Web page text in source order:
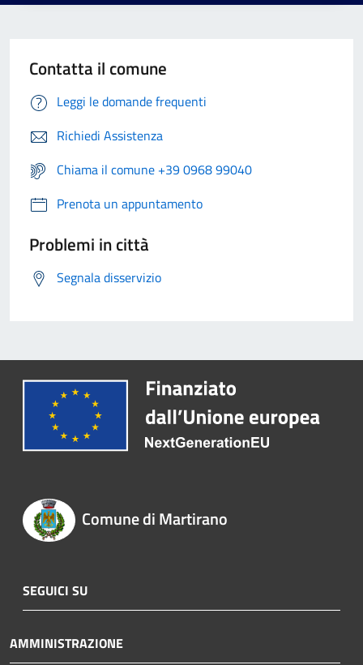
Contatta il comune
Leggi le domande frequenti
Richiedi Assistenza
Chiama il comune +39 0968 99040
Prenota un appuntamento
Problemi in città
Segnala disservizio
Comune di Martirano
SEGUICI SU
AMMINISTRAZIONE